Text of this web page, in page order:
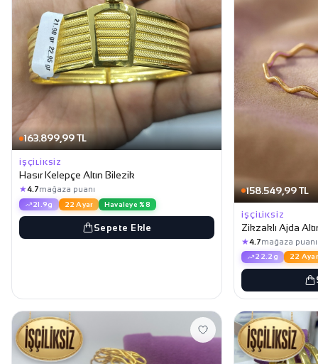
163.899,99 TL
İŞÇILIKSIZ
Hasır Kelepçe Altın Bilezik
★4.7mağaza puanı
21.9g 22 Ayar Havaleye %8
Sepete Ekle
158.549,99 TL
İŞÇILIKSIZ
Zikzaklı Ajda
★4.7mağaza puanı
22.2g 22 Ayar